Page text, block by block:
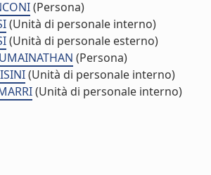
(Persona)
(Unità di personale interno)
(Unità di personale esterno)
(Persona)
(Unità di personale interno)
(Unità di personale interno)